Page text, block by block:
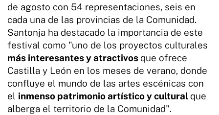
de agosto con 54 representaciones, seis en
cada una de las provincias de la Comunidad.
Santonja ha destacado la importancia de este
festival como "uno de los proyectos culturales
más interesantes y atractivos que ofrece
Castilla y León en los meses de verano, donde
confluye el mundo de las artes escénicas con
el inmenso patrimonio artístico y cultural que
alberga el territorio de la Comunidad".